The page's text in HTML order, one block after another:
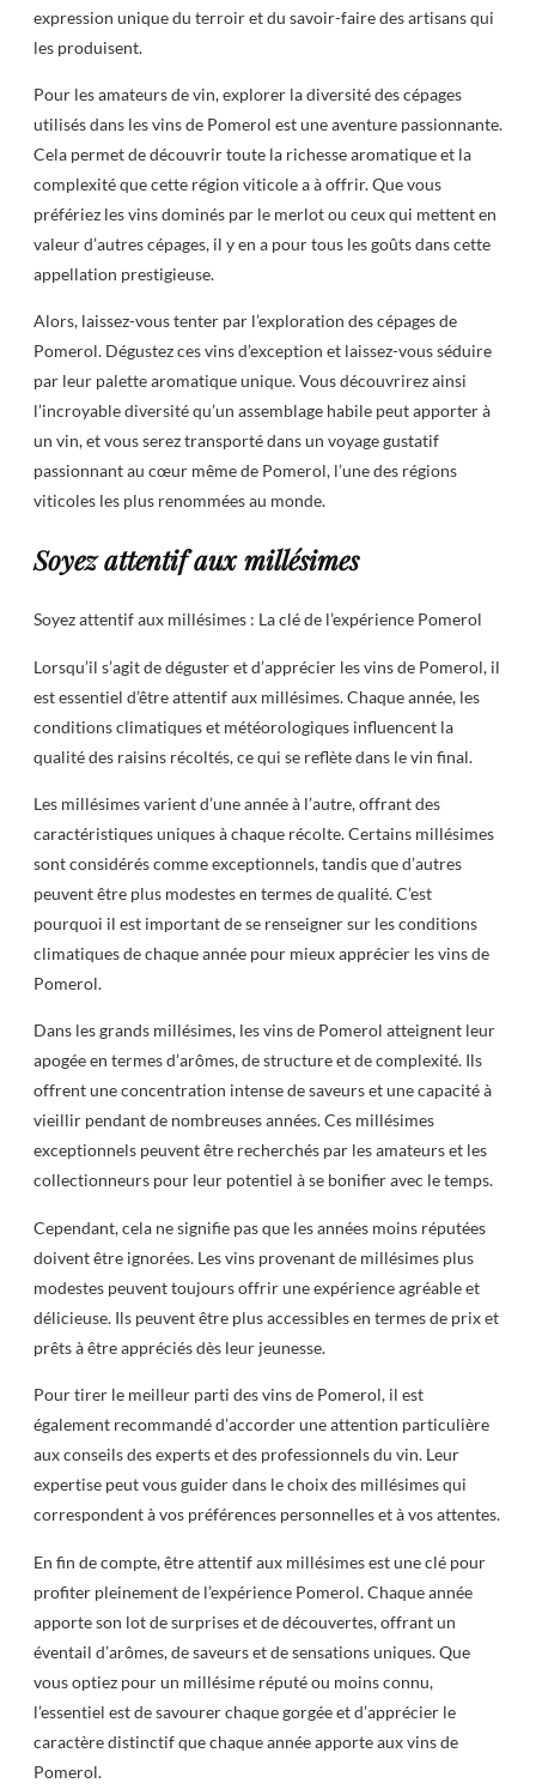
expression unique du terroir et du savoir-faire des artisans qui
les produisent.
Pour les amateurs de vin, explorer la diversité des cépages
utilisés dans les vins de Pomerol est une aventure passionnante.
Cela permet de découvrir toute la richesse aromatique et la
complexité que cette région viticole a à offrir. Que vous
préfériez les vins dominés par le merlot ou ceux qui mettent en
valeur d’autres cépages, il y en a pour tous les goûts dans cette
appellation prestigieuse.
Alors, laissez-vous tenter par l’exploration des cépages de
Pomerol. Dégustez ces vins d’exception et laissez-vous séduire
par leur palette aromatique unique. Vous découvrirez ainsi
l’incroyable diversité qu’un assemblage habile peut apporter à
un vin, et vous serez transporté dans un voyage gustatif
passionnant au cœur même de Pomerol, l’une des régions
viticoles les plus renommées au monde.
Soyez attentif aux millésimes
Soyez attentif aux millésimes : La clé de l’expérience Pomerol
Lorsqu’il s’agit de déguster et d’apprécier les vins de Pomerol, il
est essentiel d’être attentif aux millésimes. Chaque année, les
conditions climatiques et météorologiques influencent la
qualité des raisins récoltés, ce qui se reflète dans le vin final.
Les millésimes varient d’une année à l’autre, offrant des
caractéristiques uniques à chaque récolte. Certains millésimes
sont considérés comme exceptionnels, tandis que d’autres
peuvent être plus modestes en termes de qualité. C’est
pourquoi il est important de se renseigner sur les conditions
climatiques de chaque année pour mieux apprécier les vins de
Pomerol.
Dans les grands millésimes, les vins de Pomerol atteignent leur
apogée en termes d’arômes, de structure et de complexité. Ils
offrent une concentration intense de saveurs et une capacité à
vieillir pendant de nombreuses années. Ces millésimes
exceptionnels peuvent être recherchés par les amateurs et les
collectionneurs pour leur potentiel à se bonifier avec le temps.
Cependant, cela ne signifie pas que les années moins réputées
doivent être ignorées. Les vins provenant de millésimes plus
modestes peuvent toujours offrir une expérience agréable et
délicieuse. Ils peuvent être plus accessibles en termes de prix et
prêts à être appréciés dès leur jeunesse.
Pour tirer le meilleur parti des vins de Pomerol, il est
également recommandé d’accorder une attention particulière
aux conseils des experts et des professionnels du vin. Leur
expertise peut vous guider dans le choix des millésimes qui
correspondent à vos préférences personnelles et à vos attentes.
En fin de compte, être attentif aux millésimes est une clé pour
profiter pleinement de l’expérience Pomerol. Chaque année
apporte son lot de surprises et de découvertes, offrant un
éventail d’arômes, de saveurs et de sensations uniques. Que
vous optiez pour un millésime réputé ou moins connu,
l’essentiel est de savourer chaque gorgée et d’apprécier le
caractère distinctif que chaque année apporte aux vins de
Pomerol.